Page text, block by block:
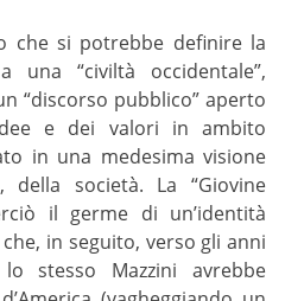
che si potrebbe definire la
una “civiltà occidentale”,
“discorso pubblico” aperto
e dei valori in ambito
in una medesima visione
società. La “Giovine
il germe di un’identità
in seguito, verso gli anni
stesso Mazzini avrebbe